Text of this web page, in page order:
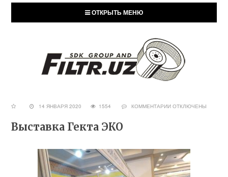
ОТКРЫТЬ МЕНЮ
14 ЯНВАРЯ 2020 1554 КОММЕНТАРИИ ОТКЛЮЧЕНЫ
Выставка Гекта ЭКО